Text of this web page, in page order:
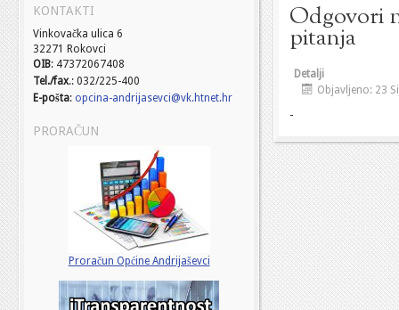
KONTAKTI
Vinkovačka ulica 6
32271 Rokovci
OIB: 47372067408
Tel./fax.: 032/225-400
E-pošta: opcina-andrijasevci@vk.htnet.hr
PRORAČUN
Proračun Općine Andrijaševci
Odgovori
pitanja
Detalji
Objavljeno: 23
-